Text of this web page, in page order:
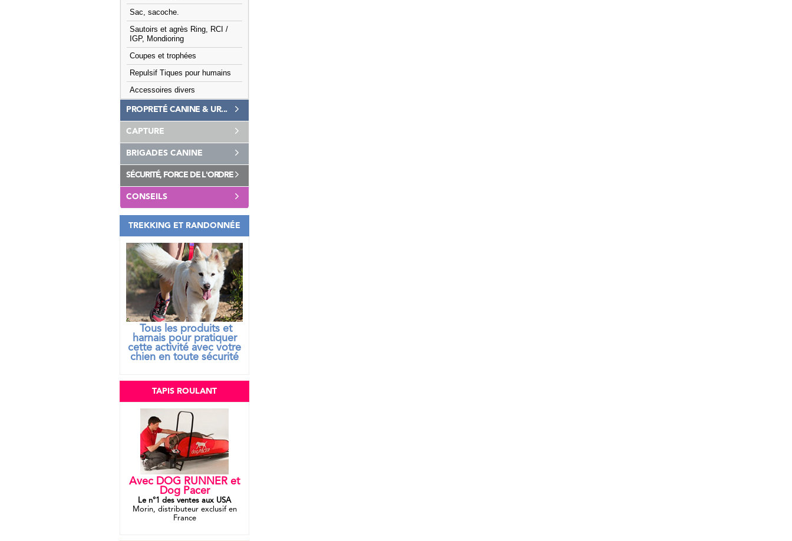
Sac, sacoche.
Sautoirs et agrès Ring, RCI /
IGP, Mondioring
Coupes et trophées
Repulsif Tiques pour humains
Accessoires divers
PROPRETÉ CANINE & UR...
CAPTURE
BRIGADES CANINE
SÉCURITÉ, FORCE DE L'ORDRE
CONSEILS
TREKKING ET RANDONNÉE
Tous les produits et
harnais pour pratiquer
cette activité avec votre
chien en toute sécurité
TAPIS ROULANT
Avec DOG RUNNER et
Dog Pacer
Le n°1 des ventes aux USA
Morin, distributeur exclusif en
France